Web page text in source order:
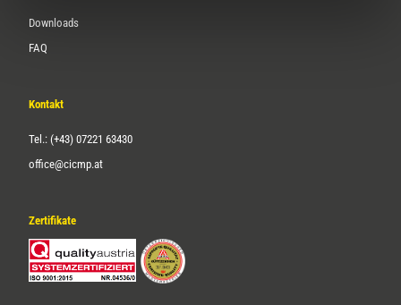
Downloads
FAQ
Kontakt
Tel.: (+43) 07221 63430
office@cicmp.at
Zertifikate